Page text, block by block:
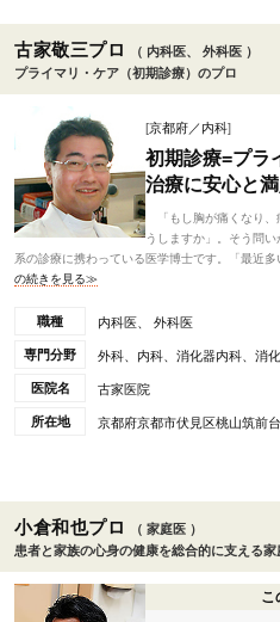
古家敬三プロ
（ 内科医、 外科医 ）
プライマリ・ケア（初期診療）のプロ
[京都府／内科]
初期診療=プラ
治療に安心と
「もし胸が痛くなり、
うしますか」。そう問
系の診療に携わっている医学博士です。「最近
の続きを見る≫
職種 内科医、 外科医
専門分野 外科、内科、消化器内科、消
医院名 古家医院
所在地 京都府京都市伏見区桃山筑前
小倉和也プロ
（ 家庭医 ）
患者と家族の心身の健康を総合的に支える家
こ